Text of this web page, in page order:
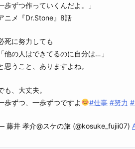
歩ずつ作っていくんだよ。」
ニメ『Dr.Stone』8話
死に努力しても
「他の人はできてるのに自分は…」
思うこと、ありますよね。
も、大丈夫。
歩ずつ、一歩ずつですよ
#仕事 #努力
藤井 孝介@スケの旅 (@kosuke_fujii07)